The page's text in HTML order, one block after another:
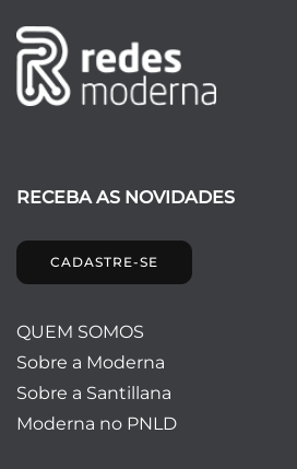
RECEBA AS NOVIDADES
CADASTRE-SE
QUEM SOMOS
Sobre a Moderna
Sobre a Santillana
Moderna no PNLD